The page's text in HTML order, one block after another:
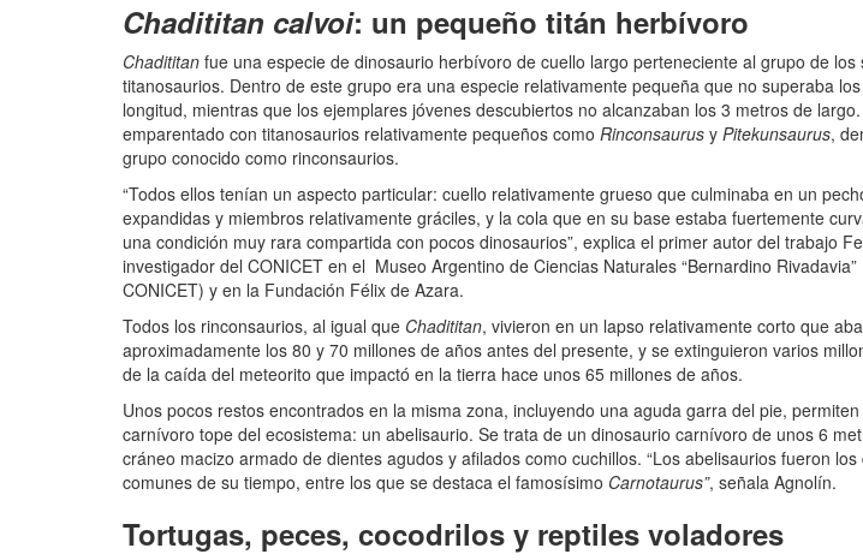
Chadititan calvoi: un pequeño titán herbívoro
Chadititan fue una especie de dinosaurio herbívoro de cuello largo perteneciente al grupo de los
titanosaurios. Dentro de este grupo era una especie relativamente pequeña que no superaba
longitud, mientras que los ejemplares jóvenes descubiertos no alcanzaban los 3 metros de largo.
emparentado con titanosaurios relativamente pequeños como Rinconsaurus y Pitekunsaurus,
grupo conocido como rinconsaurios.
“Todos ellos tenían un aspecto particular: cuello relativamente grueso que culminaba en un
expandidas y miembros relativamente gráciles, y la cola que en su base estaba fuertemente
una condición muy rara compartida con pocos dinosaurios”, explica el primer autor del trabajo
investigador del CONICET en el Museo Argentino de Ciencias Naturales “Bernardino Rivadavia”
CONICET) y en la Fundación Félix de Azara.
Todos los rinconsaurios, al igual que Chadititan, vivieron en un lapso relativamente corto que
aproximadamente los 80 y 70 millones de años antes del presente, y se extinguieron varios
de la caída del meteorito que impactó en la tierra hace unos 65 millones de años.
Unos pocos restos encontrados en la misma zona, incluyendo una aguda garra del pie,
carnívoro tope del ecosistema: un abelisaurio. Se trata de un dinosaurio carnívoro de unos 6
cráneo macizo armado de dientes agudos y afilados como cuchillos. “Los abelisaurios fueron
comunes de su tiempo, entre los que se destaca el famosísimo Carnotaurus”, señala Agnolín.
Tortugas, peces, cocodrilos y reptiles voladores